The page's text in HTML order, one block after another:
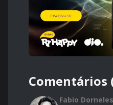
Comentários
Fabio